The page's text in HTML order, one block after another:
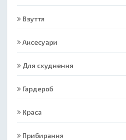
Взуття
Аксесуари
Для схуднення
Гардероб
Краса
Прибирання